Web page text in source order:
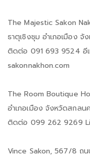
The Majestic Sakon
ธาตุเชิงชุม อำเภอเมือง
ติดต่อ 091 693 9524 อี
sakonnakhon.com
The Room Boutique
อำเภอเมือง จังหวัดสกล
ติดต่อ 099 262 9269
Vince Sakon, 567/8 ถน